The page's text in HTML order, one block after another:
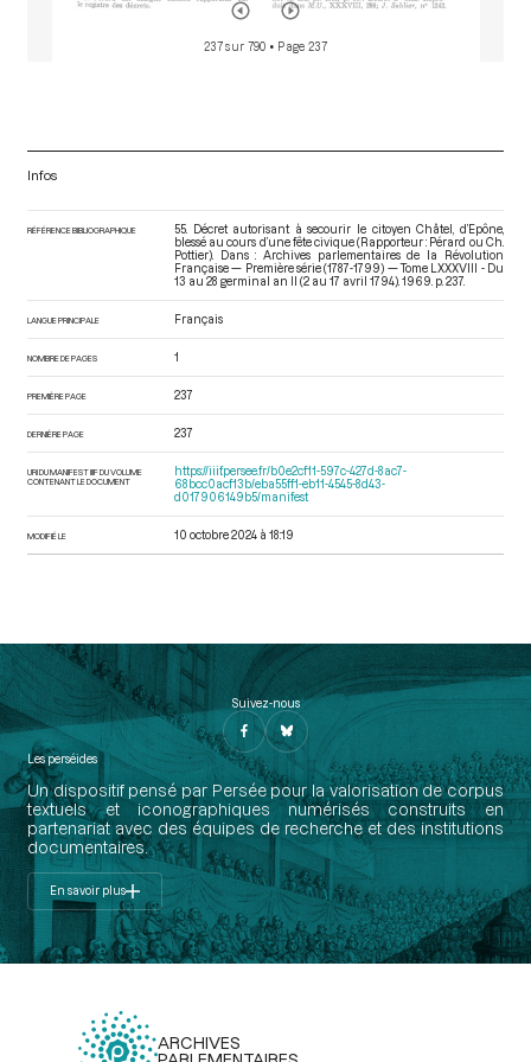
237 sur 790 • Page 237
Infos
RÉFÉRENCE BIBLIOGRAPHIQUE
55. Décret autorisant à secourir le citoyen Châtel, d’Epône,
blessé au cours d’une fête civique (Rapporteur : Pérard ou Ch.
Pottier). Dans : Archives parlementaires de la Révolution
Française — Première série (1787-1799) — Tome LXXXVIII - Du
13 au 28 germinal an II (2 au 17 avril 1794) . 1969. p. 237.
LANGUE PRINCIPALE Français
NOMBRE DE PAGES 1
PREMIÈRE PAGE 237
DERNIÈRE PAGE 237
URI DU MANIFEST IIIF DU VOLUME
CONTENANT LE DOCUMENT
https://iiif.persee.fr/b0e2cf11-597c-427d-8ac7-
68bcc0acf13b/eba55ff1-eb11-4545-8d43-
d017906149b5/manifest
MODIFIÉ LE 10 octobre 2024 à 18:19
Suivez-nous
Les perséides
Un dispositif pensé par Persée pour la valorisation de corpus
textuels et iconographiques numérisés construits en
partenariat avec des équipes de recherche et des institutions
documentaires.
En savoir plus
ARCHIVES